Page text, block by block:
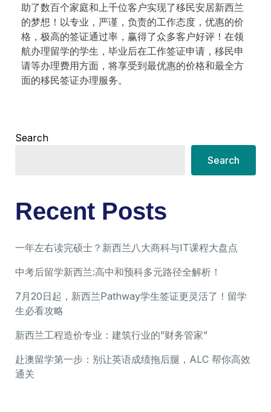
助了数百个家庭和上千位客户实现了移民安居新西兰
的梦想！以专业，严谨，负责的工作态度，优惠的价
格，极高的签证通过率，赢得了众多客户好评！在领
航办理留学的学生，毕业后在工作签证申请，移民申
请等办理费用方面，将享受到最优惠的价格和最全方
面的移民签证办理服务。
Search
Search
Recent Posts
一年左右读完硕士？新西兰八大商科与IT课程大盘点
中考后留学新西兰:高中和预科多元路径全解析！
7月20日起，新西兰Pathway学生签证更灵活了！留学
生必看攻略
新西兰工程造价专业：建筑行业的”财务管家”
赴澳留学第一步：别让英语成绩拖后腿，ALC 帮你高效
通关